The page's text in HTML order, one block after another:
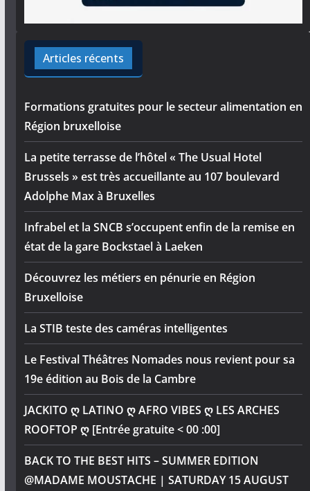
Articles récents
Formations gratuites pour le secteur alimentation en
Région bruxelloise
La petite terrasse de l’hôtel « The Usual Hotel
Brussels » est très accueillante au 107 boulevard
Adolphe Max à Bruxelles
Infrabel et la SNCB s’occupent enfin de la remise en
état de la gare Bockstael à Laeken
Découvrez les métiers en pénurie en Région
Bruxelloise
La STIB teste des caméras intelligentes
Le Festival Théâtres Nomades nous revient pour sa
19e édition au Bois de la Cambre
JACKITO ღ LATINO ღ AFRO VIBES ღ LES ARCHES
ROOFTOP ღ [Entrée gratuite < 00 :00]
BACK TO THE BEST HITS – SUMMER EDITION
@MADAME MOUSTACHE | SATURDAY 15 AUGUST